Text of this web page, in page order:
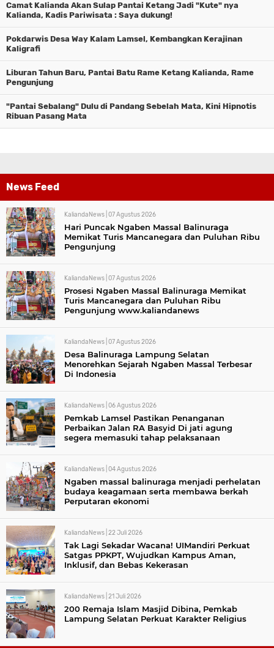
Camat Kalianda Akan Sulap Pantai Ketang Jadi "Kute" nya
Kalianda, Kadis Pariwisata : Saya dukung!
Pokdarwis Desa Way Kalam Lamsel, Kembangkan Kerajinan
Kaligrafi
Liburan Tahun Baru, Pantai Batu Rame Ketang Kalianda, Rame
Pengunjung
"Pantai Sebalang" Dulu di Pandang Sebelah Mata, Kini Hipnotis
Ribuan Pasang Mata
News Feed
KaliandaNews | 07 Agustus 2026
Hari Puncak Ngaben Massal Balinuraga
Memikat Turis Mancanegara dan Puluhan Ribu
Pengunjung
KaliandaNews | 07 Agustus 2026
Prosesi Ngaben Massal Balinuraga Memikat
Turis Mancanegara dan Puluhan Ribu
Pengunjung www.kaliandanews
KaliandaNews | 07 Agustus 2026
Desa Balinuraga Lampung Selatan
Menorehkan Sejarah Ngaben Massal Terbesar
Di Indonesia
KaliandaNews | 06 Agustus 2026
Pemkab Lamsel Pastikan Penanganan
Perbaikan Jalan RA Basyid Di jati agung
segera memasuki tahap pelaksanaan
KaliandaNews | 04 Agustus 2026
Ngaben massal balinuraga menjadi perhelatan
budaya keagamaan serta membawa berkah
Perputaran ekonomi
KaliandaNews | 22 Juli 2026
Tak Lagi Sekadar Wacana! UIMandiri Perkuat
Satgas PPKPT, Wujudkan Kampus Aman,
Inklusif, dan Bebas Kekerasan
KaliandaNews | 21 Juli 2026
200 Remaja Islam Masjid Dibina, Pemkab
Lampung Selatan Perkuat Karakter Religius